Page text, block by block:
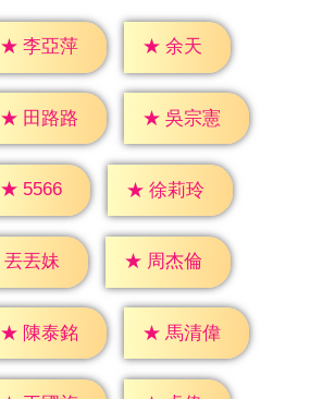
★ 李亞萍 ★ 余天
★ 田路路 ★ 吳宗憲
★ 5566 ★ 徐莉玲
丟丟妹 ★ 周杰倫
★ 陳泰銘 ★ 馬清偉